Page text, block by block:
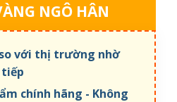
NGÔ HÂN
so với thị trường nhờ
chính hãng - Không